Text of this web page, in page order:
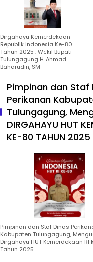
Dirgahayu Kemerdekaan
Republik Indonesia Ke-80
Tahun 2025 : Wakil Bupati
Tulungagung H. Ahmad
Baharudin, SM
Pimpinan dan Staf
Perikanan
Tulungagung,
DIRGAHAYU HUT
KE-80 TAHUN 2025
Pimpinan dan Staf Dinas
Kabupaten Tulungagung,
Dirgahayu HUT Kemerdekaan RI
Tahun 2025